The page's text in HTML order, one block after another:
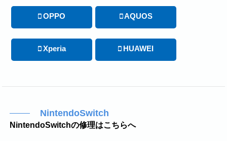
OPPO AQUOS
Xperia HUAWEI
NintendoSwitch
NintendoSwitchの修理はこちらへ